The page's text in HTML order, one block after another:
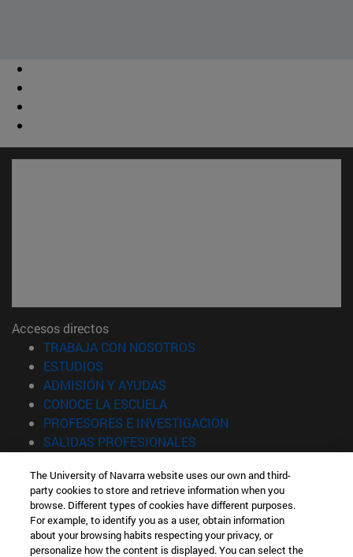
Accesos directos
TRABAJA CON NOSOTROS
ESTUDIOS
ADMISIÓN Y AYUDAS
CONOCE LA ESCUELA(abre en nueva ventana)
PROFESORES E INVESTIGACIÓN
SALIDAS PROFESIONALES
Información
TFNO +34 943 21 98 77
¿QUÉ GRADO TE INTERESA?
¿QUÉ MÁSTER TE INTERESA?
The University of Navarra website uses our own and third-
party cookies to store and retrieve information when you
browse. Different types of cookies have different purposes.
For example, to identify you as a user, obtain information
about your browsing habits respecting your privacy, or
personalize how the content is displayed. You can select the